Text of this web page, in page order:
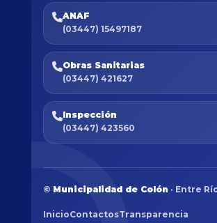
ANAF
(03447) 15497187
Obras Sanitarias
(03447) 421627
Inspección
(03447) 423560
© Municipalidad de Colón · Entre
InicioContactosTransparencia